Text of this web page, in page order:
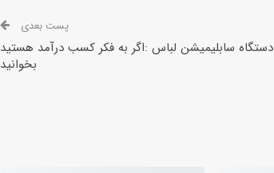
پست بعدی
دستگاه سابلیمیشن لباس :اگر به فکر کسب درآمد هستید
بخوانید